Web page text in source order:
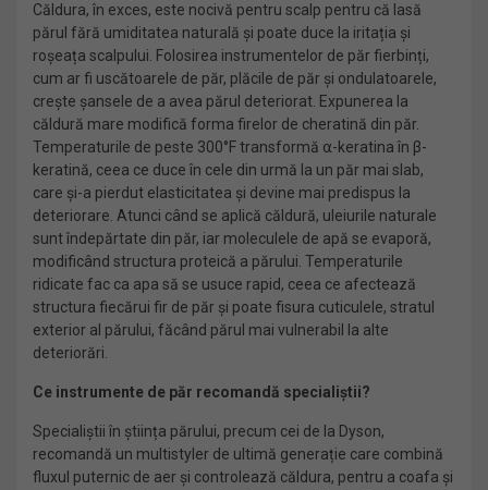
Căldura, în exces, este nocivă pentru scalp pentru că lasă
părul fără umiditatea naturală și poate duce la iritația și
roșeața scalpului. Folosirea instrumentelor de păr fierbinți,
cum ar fi uscătoarele de păr, plăcile de păr și ondulatoarele,
crește șansele de a avea părul deteriorat. Expunerea la
căldură mare modifică forma firelor de cheratină din păr.
Temperaturile de peste 300°F transformă ⍺-keratina în β-
keratină, ceea ce duce în cele din urmă la un păr mai slab,
care și-a pierdut elasticitatea și devine mai predispus la
deteriorare. Atunci când se aplică căldură, uleiurile naturale
sunt îndepărtate din păr, iar moleculele de apă se evaporă,
modificând structura proteică a părului. Temperaturile
ridicate fac ca apa să se usuce rapid, ceea ce afectează
structura fiecărui fir de păr și poate fisura cuticulele, stratul
exterior al părului, făcând părul mai vulnerabil la alte
deteriorări.
Ce instrumente de păr recomandă specialiștii?
Specialiștii în știința părului, precum cei de la Dyson,
recomandă un multistyler de ultimă generație care combină
fluxul puternic de aer și controlează căldura, pentru a coafa și